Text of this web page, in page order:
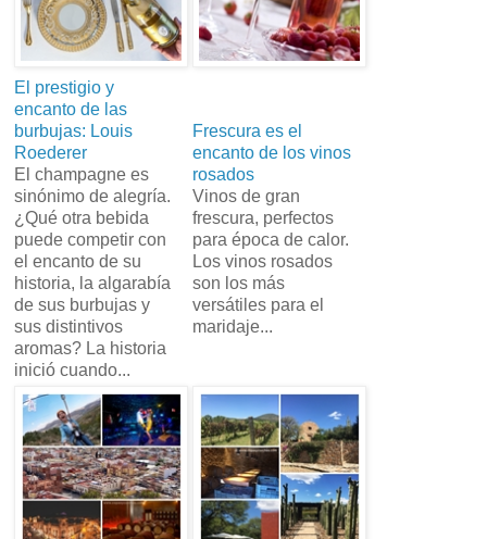
El prestigio y
encanto de las
burbujas: Louis
Roederer
El champagne es
sinónimo de alegría.
¿Qué otra bebida
puede competir con
el encanto de su
historia, la algarabía
de sus burbujas y
sus distintivos
aromas? La historia
inició cuando...
Frescura es el
encanto de los vinos
rosados
Vinos de gran
frescura, perfectos
para época de calor.
Los vinos rosados
son los más
versátiles para el
maridaje...